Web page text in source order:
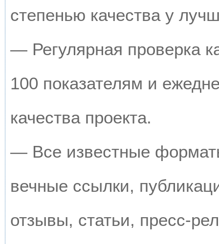
степенью качества у
— Регулярная проверка
100 показателям и
качества проекта.
— Все известные
вечные ссылки,
отзывы, статьи, пресс-